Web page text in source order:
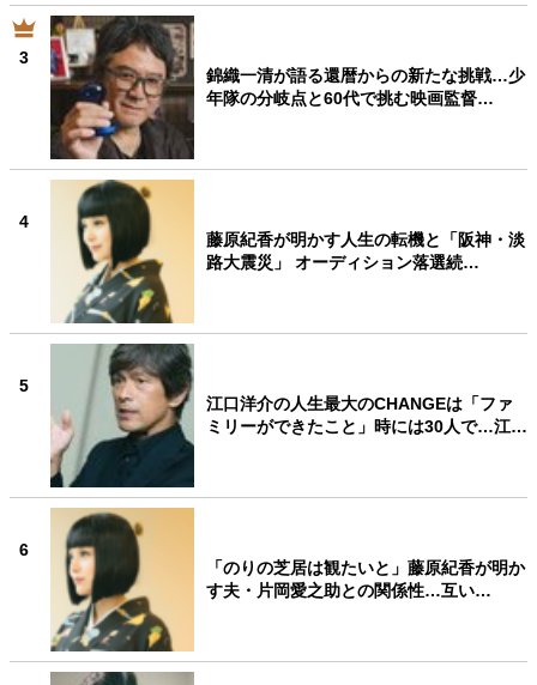
3
錦織一清が語る還暦からの新たな挑戦…少
年隊の分岐点と60代で挑む映画監督…
4
藤原紀香が明かす人生の転機と「阪神・淡
路大震災」 オーディション落選続…
5
江口洋介の人生最大のCHANGEは「ファ
ミリーができたこと」時には30人で…江…
6
「のりの芝居は観たいと」藤原紀香が明か
す夫・片岡愛之助との関係性…互い…